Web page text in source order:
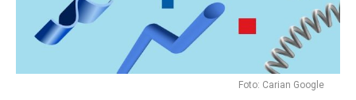
Foto: Carian Google